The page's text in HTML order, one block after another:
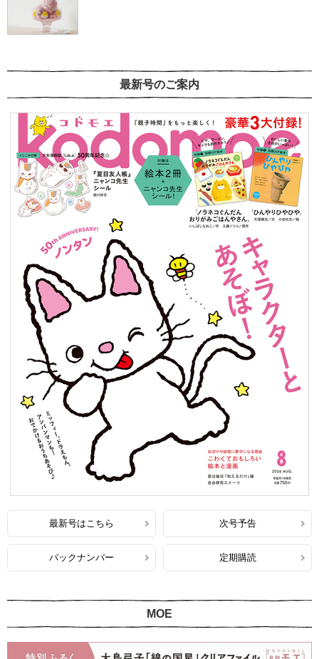
最新号のご案内
最新号はこちら 次号予告
バックナンバー 定期購読
MOE